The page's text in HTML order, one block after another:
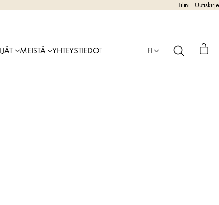
Tilini Uutiskirje
MEISTÄ YHTEYSTIEDOT FI